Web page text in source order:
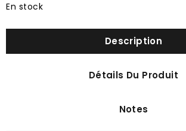
En stock
Description
Détails Du Produit
Notes